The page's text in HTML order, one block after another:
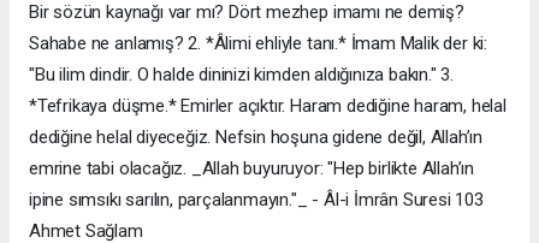
Bir sözün kaynağı var mı? Dört mezhep imamı ne demiş?
Sahabe ne anlamış? 2. *Âlimi ehliyle tanı.* İmam Malik der ki:
"Bu ilim dindir. O halde dininizi kimden aldığınıza bakın." 3.
*Tefrikaya düşme.* Emirler açıktır. Haram dediğine haram, helal
dediğine helal diyeceğiz. Nefsin hoşuna gidene değil, Allah’ın
emrine tabi olacağız. _Allah buyuruyor: "Hep birlikte Allah’ın
ipine sımsıkı sarılın, parçalanmayın."_ - Âl-i İmrân Suresi 103
Ahmet Sağlam